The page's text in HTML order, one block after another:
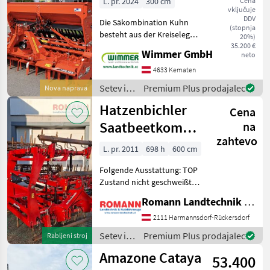
Nova naprava
3m
vključuje
DDV
(stopnja
20%)
35.200 €
neto
Die Säkombination Kuhn
besteht aus der Kreiselegge
Sämaschine Kuhn Sitera
330-24 – eine robuste und
präzise Lösung für eine
effiziente Saatbet
Wimmer GmbH
4633 Kematen
Setev in
nega /
Kuhn
Premium Plus prodajalec
Rabljeni stroj
Hatzenbichler
Saatbeetkombination
6 Meter
Cena
na
zahtevo
L. pr. 2011 698 h
600 cm
Folgende Ausstattung: TOP
Zustand nicht geschweißt. -
Stufenloses
spindelverstellbares
Planierschild - 5-balkige
Ausführung - Garezinken
mit 45
Romann Landtechnik & Nutzfahrzeuge e.U.
2111 Harmannsdorf-Rückersdorf
Setev in
nega /
Hatzenbichler
Premium Plus prodajalec
Amazone Cataya
53.400